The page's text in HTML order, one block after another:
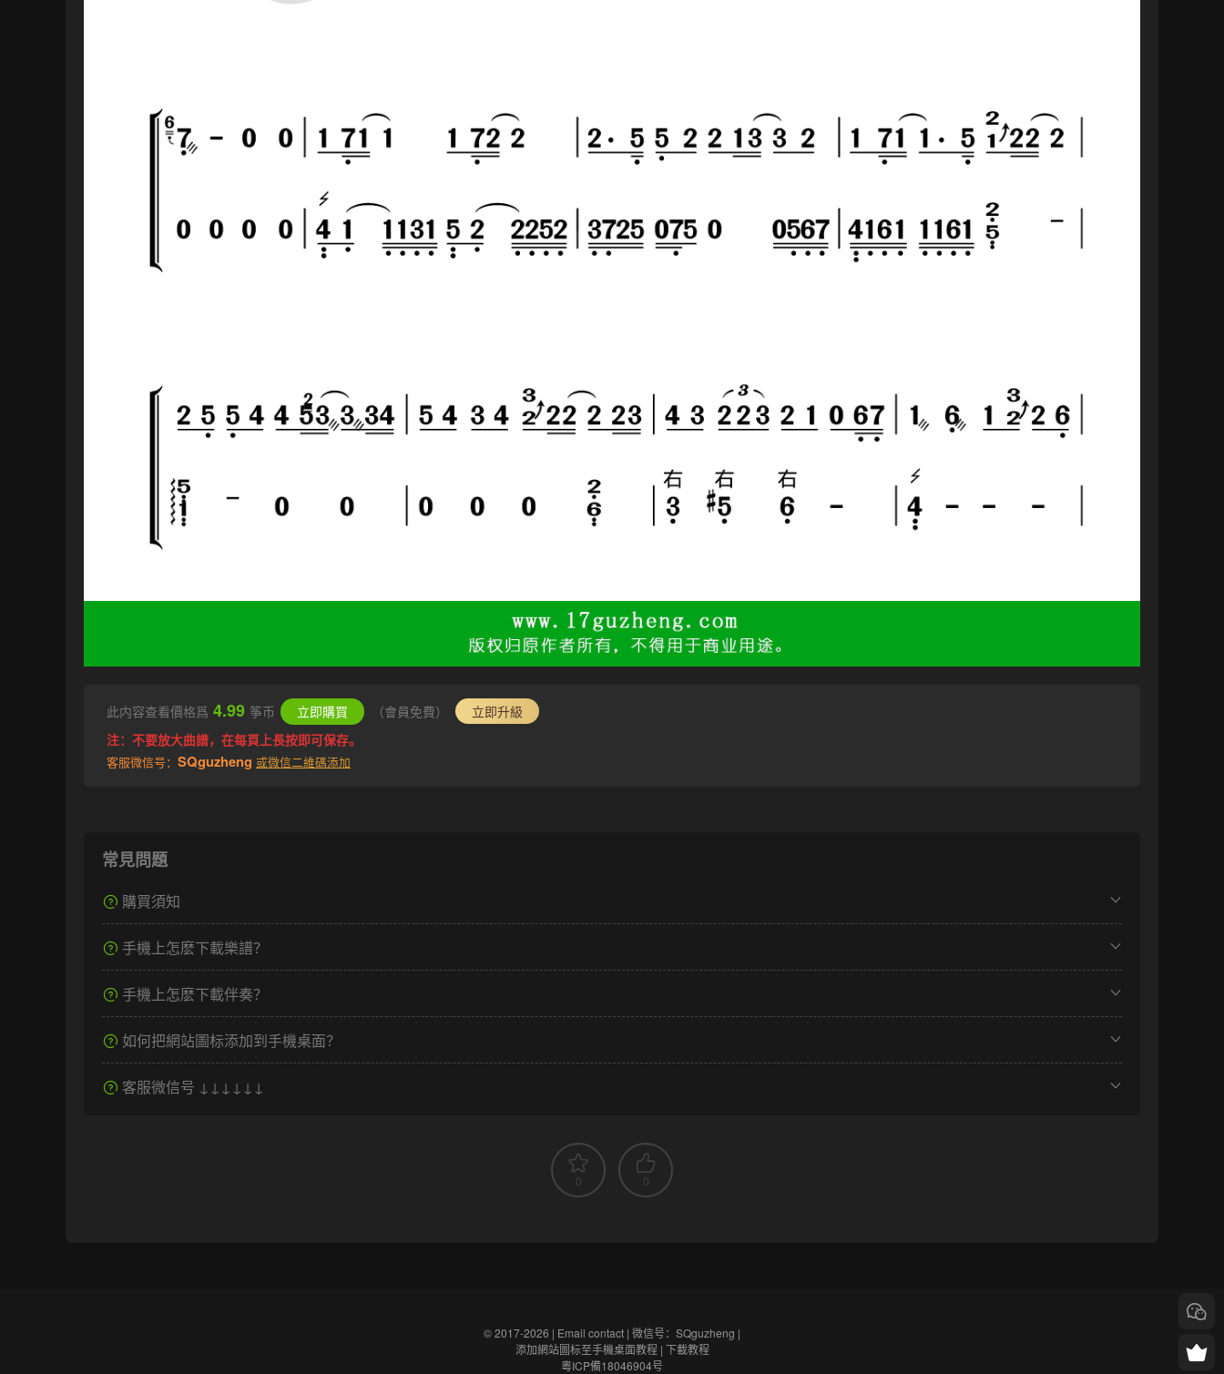
此内容查看價格爲 4.99 筝币 立即購買 （會員免費）
立即升級
注：不要放大曲譜，在每頁上長按即可保存。
客服微信号： SQguzheng 或微信二維碼添加
常見問題
購買須知
手機上怎麽下載樂譜？
手機上怎麽下載伴奏？
如何把網站圖标添加到手機桌面？
客服微信号 ↓↓↓↓↓↓
0 0
© 2017-2026 | Email contact | 微信号：SQguzheng |
添加網站圖标至手機桌面教程| 下載教程
粵ICP備18046904号